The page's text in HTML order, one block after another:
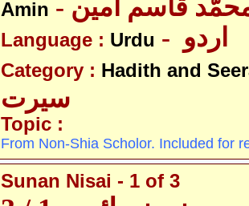
Amin
محمّد قاسم امین
Language : Urdu
Category : Hadith and
سیرت
Topic :
From Non-Shia Scholor. Included for
Sunan Nisai - 1 of 3